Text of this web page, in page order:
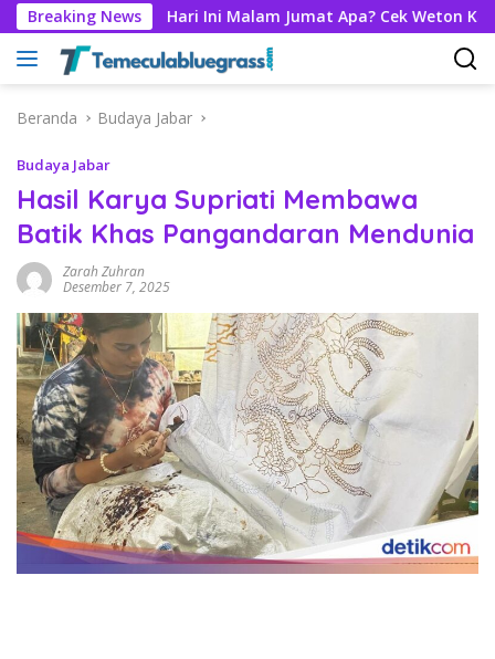
Langsung
ke
konten
Breaking News
Hari Ini Malam Jumat Apa? Cek Weton Kalender Jawa 7
Beranda Budaya Jabar
Budaya Jabar
Hasil Karya Supriati Membawa
Batik Khas Pangandaran Mendunia
Zarah Zuhran
Desember 7, 2025